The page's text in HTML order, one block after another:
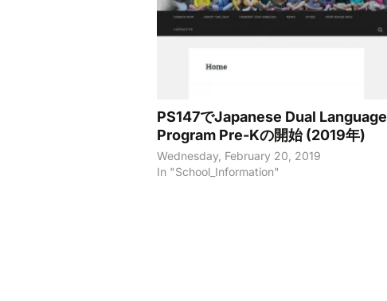
PS147でJapanese Dual Language
Program Pre-Kの開始 (2019年)
Wednesday, February 20, 2019
In "School_Information"